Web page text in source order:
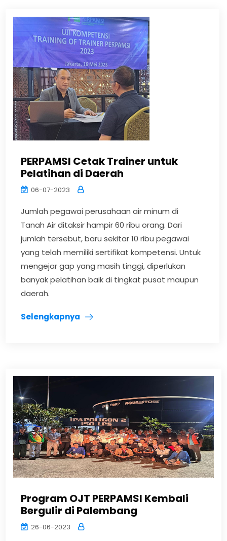
PERPAMSI Cetak Trainer untuk
Pelatihan di Daerah
06-07-2023
Jumlah pegawai perusahaan air minum di
Tanah Air ditaksir hampir 60 ribu orang. Dari
jumlah tersebut, baru sekitar 10 ribu pegawai
yang telah memiliki sertifikat kompetensi. Untuk
mengejar gap yang masih tinggi, diperlukan
banyak pelatihan baik di tingkat pusat maupun
daerah.
Selengkapnya
Program OJT PERPAMSI Kembali
Bergulir di Palembang
26-06-2023